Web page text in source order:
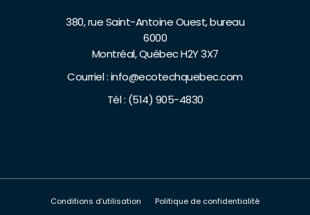
380, rue Saint-Antoine Ouest, bureau
6000
Montréal, Québec H2Y 3X7
Courriel :info@ecotechquebec.com
Tél : (514) 905-4830
Conditions d’utilisation Politique de confidentialité